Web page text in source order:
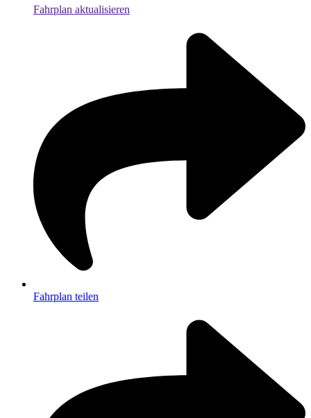
Fahrplan aktualisieren
Fahrplan teilen